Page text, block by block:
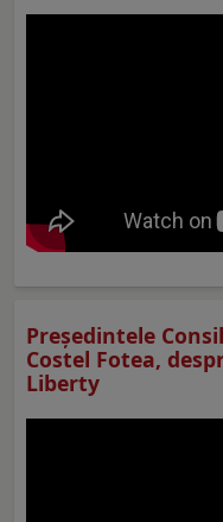
Preşedintele
Costel Fotea,
Liberty